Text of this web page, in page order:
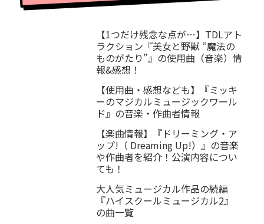
【1つだけ残念な点が…】TDLアト
ラクション『美女と野獣 “魔法の
ものがたり”』の使用曲（音楽）情
報&感想！
【使用曲・感想なども】『ミッキ
ーのマジカルミュージックワール
ド』の音楽・作曲者情報
【楽曲情報】『ドリーミング・ア
ップ!（ Dreaming Up!）』の音楽
や作曲者を紹介！公演内容につい
ても！
大人気ミュージカル作品の続編
『ハイスクールミュージカル2』
の曲一覧